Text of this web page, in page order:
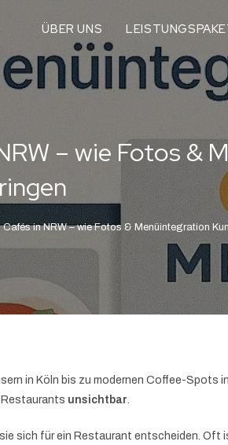
ÜBER UNS
– wie Fotos &
in NRW – wie Fotos & Menüintegration
in Köln bis zu modernen Coffee-Spots
Restaurants unsichtbar.
sich für ein Restaurant entscheiden. Oft